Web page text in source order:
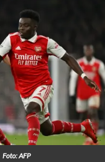
Foto: AFP